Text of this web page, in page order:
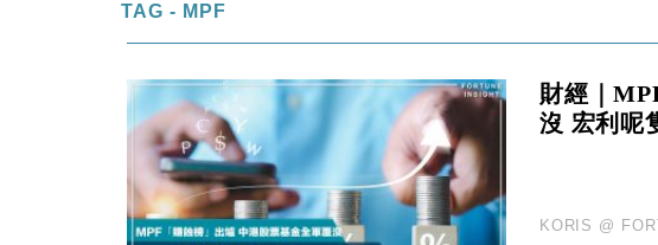
11:12
15:59
18:31 財經｜華僑銀行上半年淨利創新高 中期息增15%
17:33 財經｜滙豐上調香港今年GDP預測至4.5% 看好貿
16:47 本地｜假冒內地執法人員要求交「保證金」 43歲
16:05 財經｜日經失守6.5萬點後回穩 全周仍升近2%
15:47 財經｜恒隆10月換帥 玩具「反」斗城亞洲CEO蔡
15:11 財經｜韓股反覆波動收跌 連挫7周創逾3年最長跌
TAG - MPF
財經｜
沒 宏利呢
KORIS @